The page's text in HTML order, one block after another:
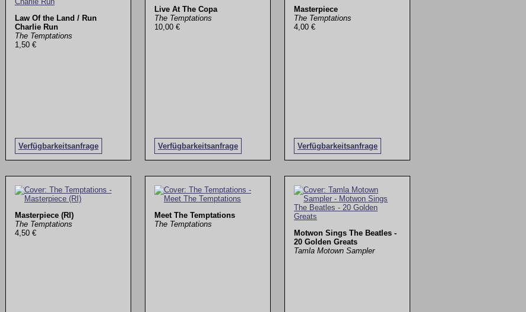
Law Of the Land / Run
Charlie Run
The Temptations
1,50 €
Verfügbarkeitsanfrage
Live At The Copa
The Temptations
10,00 €
Verfügbarkeitsanfrage
Masterpiece
The Temptations
4,00 €
Verfügbarkeitsanfrage
Masterpiece (RI)
The Temptations
4,50 €
Meet The Temptations
The Temptations
Motwon Sings The Beatles -
20 Golden Greats
Tamla Motown Sampler